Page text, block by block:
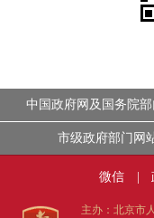
中国政府网及国务院
市级政府部门网
微信
主办：北京市